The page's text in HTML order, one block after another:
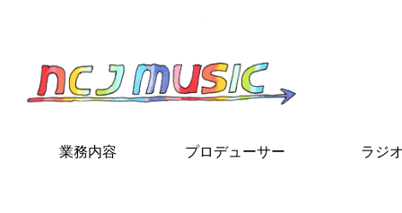
業務内容 プロデューサー ラジ